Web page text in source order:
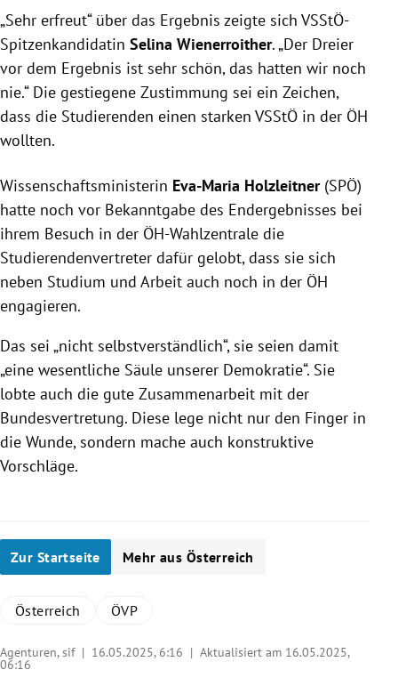
„Sehr erfreut“ über das Ergebnis zeigte sich VSStÖ-
Spitzenkandidatin Selina Wienerroither. „Der Dreier
vor dem Ergebnis ist sehr schön, das hatten wir noch
nie.“ Die gestiegene Zustimmung sei ein Zeichen,
dass die Studierenden einen starken VSStÖ in der ÖH
wollten.
Wissenschaftsministerin Eva-Maria Holzleitner (SPÖ)
hatte noch vor Bekanntgabe des Endergebnisses bei
ihrem Besuch in der ÖH-Wahlzentrale die
Studierendenvertreter dafür gelobt, dass sie sich
neben Studium und Arbeit auch noch in der ÖH
engagieren.
Das sei „nicht selbstverständlich“, sie seien damit
„eine wesentliche Säule unserer Demokratie“. Sie
lobte auch die gute Zusammenarbeit mit der
Bundesvertretung. Diese lege nicht nur den Finger in
die Wunde, sondern mache auch konstruktive
Vorschläge.
Zur Startseite Mehr aus Österreich
Österreich ÖVP
Agenturen, sif | 16.05.2025, 6:16 | Aktualisiert am 16.05.2025,
06:16